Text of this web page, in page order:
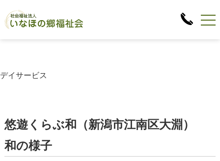
デイサービス
悠遊くらぶ和（新潟市江南区大淵）
和の様子